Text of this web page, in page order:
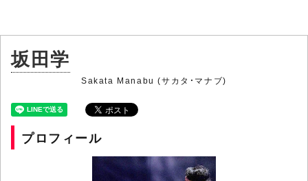
坂田学
Sakata Manabu (サカタ・マナブ)
プロフィール